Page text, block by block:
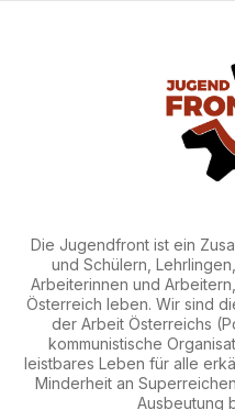
Die Jugendfront ist ein
und Schülern,
Arbeiterinnen und
Österreich leben. Wir sind
der Arbeit Österreichs
kommunistische
leistbares Leben für alle
Minderheit an
Ausbeutung